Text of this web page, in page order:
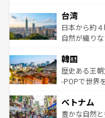
情報は
人々、おい
ク、伝統的
っている。
はコンテンツ
リアリーフ
ク）、タス
ど、見どこ
いる。アク
ビング、ハ
い。オース
参照してほし
台湾
日本から約
自然が織り
ン）、静ひつ
と山間の静
驚きをもた
容にもいいと
韓国
歴史ある王
-POPで世界
き、地方に足
できる。そ
ベトナム
豊かな自然